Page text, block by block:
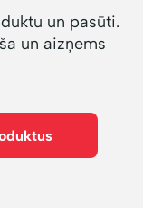
un pasūti.
un aizņems